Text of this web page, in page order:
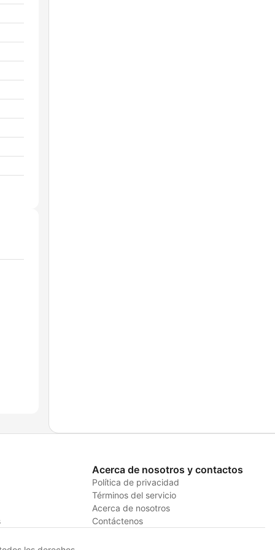
Acerca de nosotros y contactos
Política de privacidad
Términos del servicio
Acerca de nosotros
Contáctenos